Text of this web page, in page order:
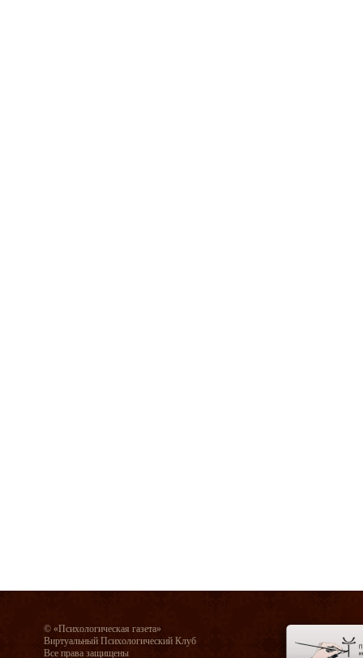
© «Психологическая газета»
Виртуальный Психологический Клуб
Все права защищены